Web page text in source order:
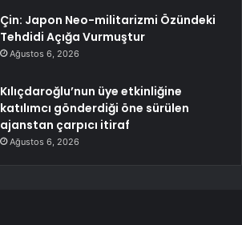
Çin: Japon Neo-militarizmi Özündeki
Tehdidi Açığa Vurmuştur
Ağustos 6, 2026
Kılıçdaroğlu’nun üye etkinliğine
katılımcı gönderdiği öne sürülen
ajanstan çarpıcı itiraf
Ağustos 6, 2026